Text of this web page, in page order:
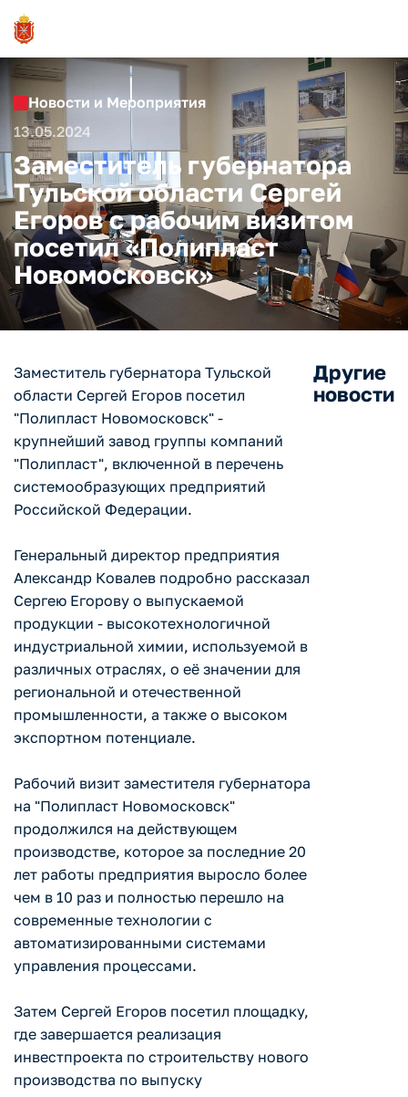
Новости и Мероприятия
13.05.2024
Заместитель губернатора
Тульской области Сергей
Егоров с рабочим визитом
посетил «Полипласт
Новомосковск»
Заместитель губернатора Тульской
области Сергей Егоров посетил
"Полипласт Новомосковск" -
крупнейший завод группы компаний
"Полипласт", включенной в перечень
системообразующих предприятий
Российской Федерации.
Генеральный директор предприятия
Александр Ковалев подробно рассказал
Сергею Егорову о выпускаемой
продукции - высокотехнологичной
индустриальной химии, используемой в
различных отраслях, о её значении для
региональной и отечественной
промышленности, а также о высоком
экспортном потенциале.
Рабочий визит заместителя губернатора
на "Полипласт Новомосковск"
продолжился на действующем
производстве, которое за последние 20
лет работы предприятия выросло более
чем в 10 раз и полностью перешло на
современные технологии с
автоматизированными системами
управления процессами.
Затем Сергей Егоров посетил площадку,
где завершается реализация
инвестпроекта по строительству нового
производства по выпуску
Другие
новости